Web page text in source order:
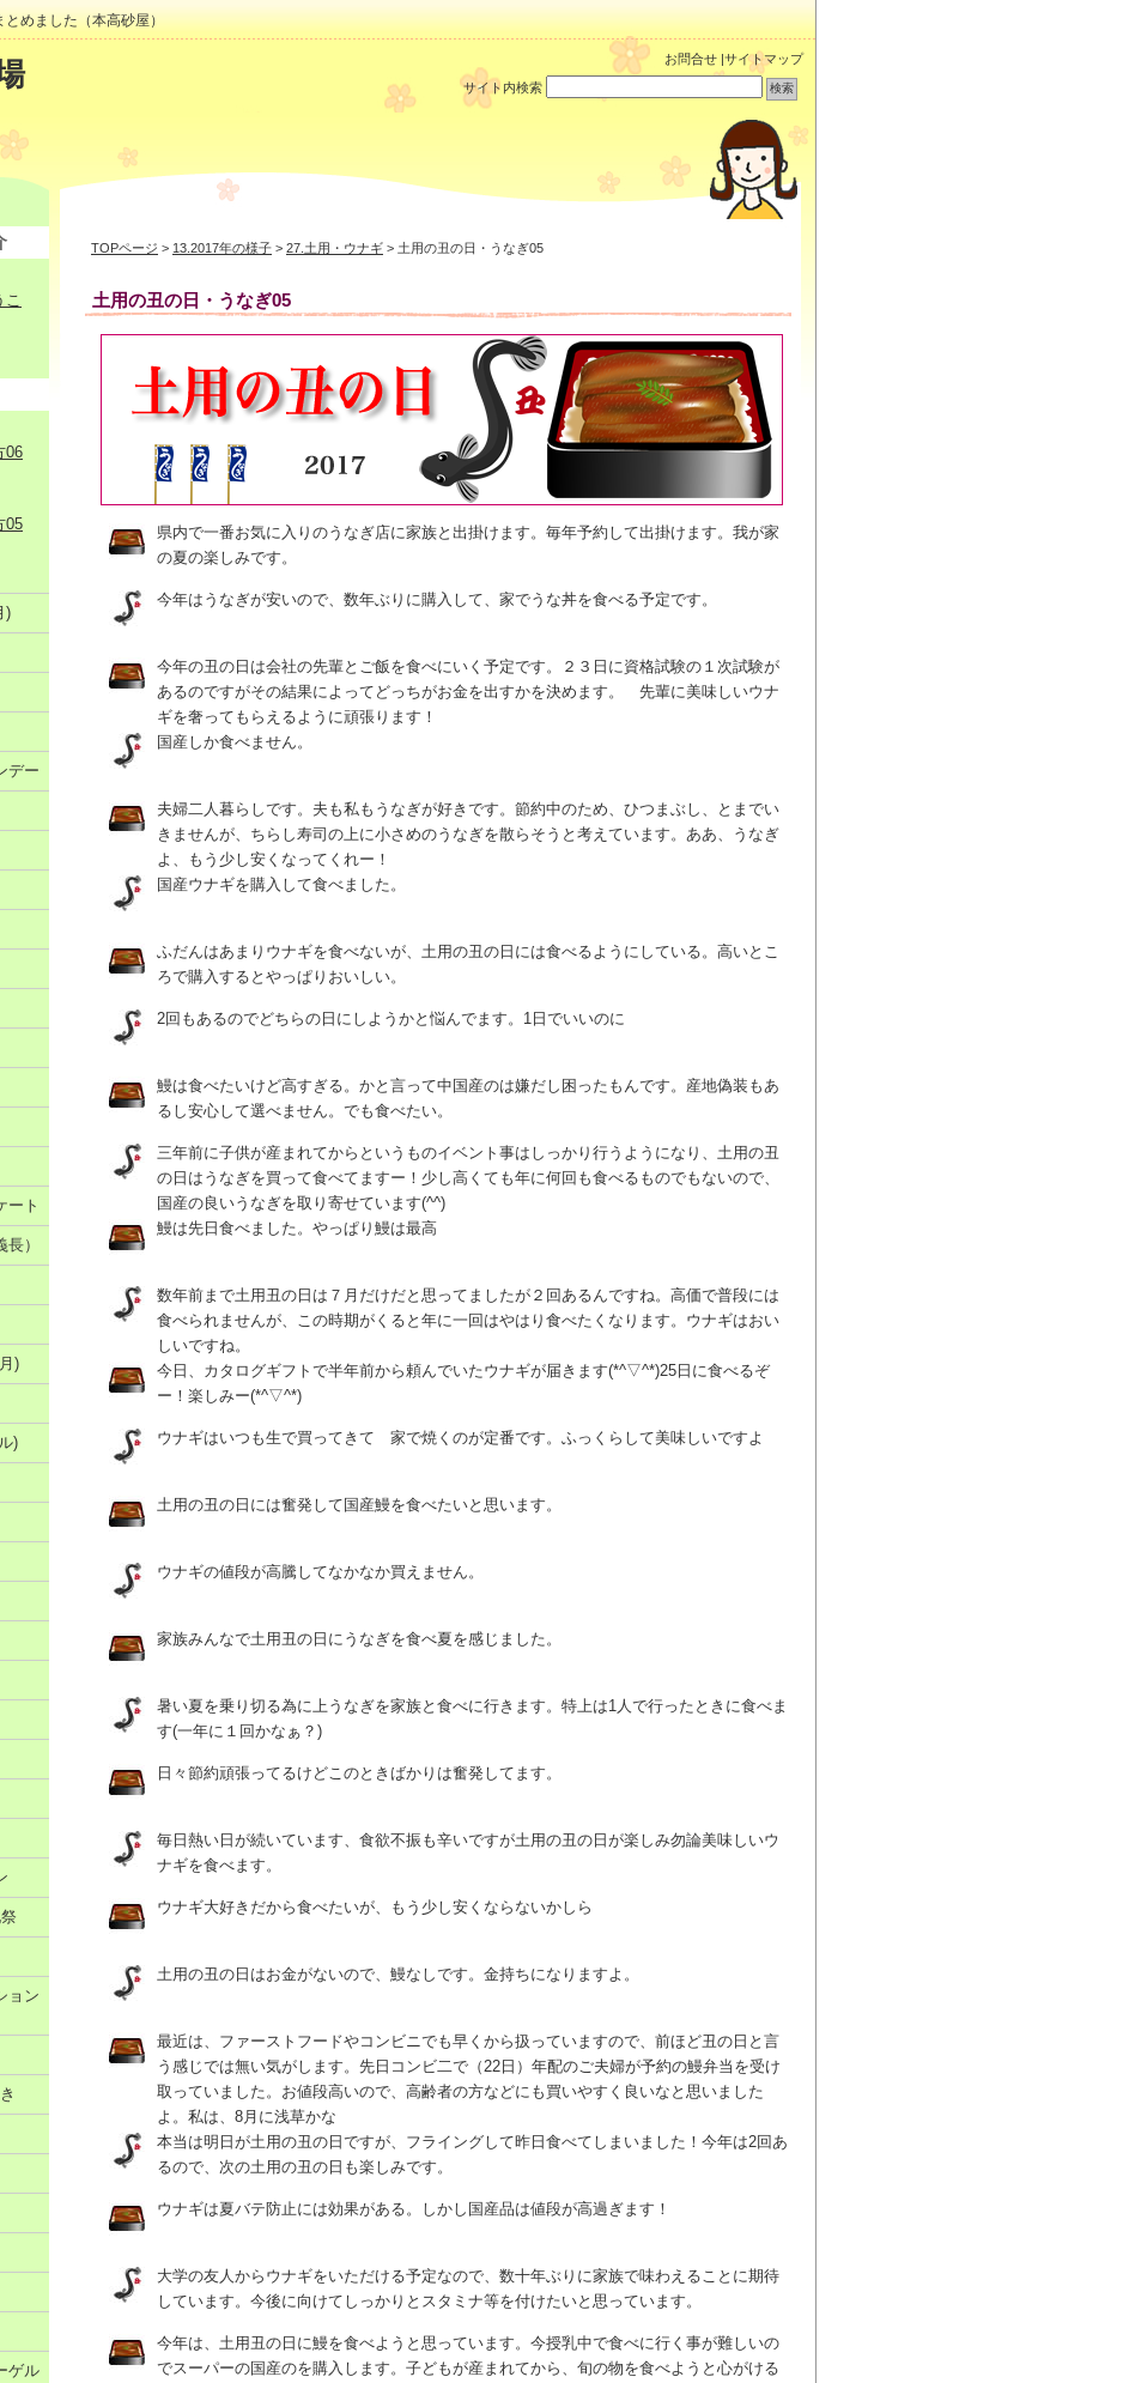
めました（本高砂屋）
お問合せ |サイトマップ
サイト内検索
TOPページ > 13.2017年の様子 > 27.土用・ウナギ > 土用の丑の日・うなぎ05
土用の丑の日・うなぎ05
県内で一番お気に入りのうなぎ店に家族と出掛けます。毎年予約して出掛けます。我が家
の夏の楽しみです。
今年はうなぎが安いので、数年ぶりに購入して、家でうな丼を食べる予定です。
今年の丑の日は会社の先輩とご飯を食べにいく予定です。２３日に資格試験の１次試験が
あるのですがその結果によってどっちがお金を出すかを決めます。 先輩に美味しいウナ
ギを奢ってもらえるように頑張ります！
国産しか食べません。
夫婦二人暮らしです。夫も私もうなぎが好きです。節約中のため、ひつまぶし、とまでい
きませんが、ちらし寿司の上に小さめのうなぎを散らそうと考えています。ああ、うなぎ
よ、もう少し安くなってくれー！
国産ウナギを購入して食べました。
ふだんはあまりウナギを食べないが、土用の丑の日には食べるようにしている。高いとこ
ろで購入するとやっぱりおいしい。
2回もあるのでどちらの日にしようかと悩んでます。1日でいいのに
鰻は食べたいけど高すぎる。かと言って中国産のは嫌だし困ったもんです。産地偽装もあ
るし安心して選べません。でも食べたい。
三年前に子供が産まれてからというものイベント事はしっかり行うようになり、土用の丑
の日はうなぎを買って食べてますー！少し高くても年に何回も食べるものでもないので、
国産の良いうなぎを取り寄せています(^^)
鰻は先日食べました。やっぱり鰻は最高
数年前まで土用丑の日は７月だけだと思ってましたが２回あるんですね。高価で普段には
食べられませんが、この時期がくると年に一回はやはり食べたくなります。ウナギはおい
しいですね。
今日、カタログギフトで半年前から頼んでいたウナギが届きます(*^▽^*)25日に食べるぞ
ー！楽しみー(*^▽^*)
ウナギはいつも生で買ってきて 家で焼くのが定番です。ふっくらして美味しいですよ
土用の丑の日には奮発して国産鰻を食べたいと思います。
ウナギの値段が高騰してなかなか買えません。
家族みんなで土用丑の日にうなぎを食べ夏を感じました。
暑い夏を乗り切る為に上うなぎを家族と食べに行きます。特上は1人で行ったときに食べま
す(一年に１回かなぁ？)
日々節約頑張ってるけどこのときばかりは奮発してます。
毎日熱い日が続いています、食欲不振も辛いですが土用の丑の日が楽しみ勿論美味しいウ
ナギを食べます。
ウナギ大好きだから食べたいが、もう少し安くならないかしら
土用の丑の日はお金がないので、鰻なしです。金持ちになりますよ。
最近は、ファーストフードやコンビニでも早くから扱っていますので、前ほど丑の日と言
う感じでは無い気がします。先日コンビ二で（22日）年配のご夫婦が予約の鰻弁当を受け
取っていました。お値段高いので、高齢者の方などにも買いやすく良いなと思いました
よ。私は、8月に浅草かな
本当は明日が土用の丑の日ですが、フライングして昨日食べてしまいました！今年は2回あ
るので、次の土用の丑の日も楽しみです。
ウナギは夏バテ防止には効果がある。しかし国産品は値段が高過ぎます！
大学の友人からウナギをいただける予定なので、数十年ぶりに家族で味わえることに期待
しています。今後に向けてしっかりとスタミナ等を付けたいと思っています。
今年は、土用丑の日に鰻を食べようと思っています。今授乳中で食べに行く事が難しいの
でスーパーの国産のを購入します。子どもが産まれてから、旬の物を食べようと心がける
06
05
)
デー
ート
）
)
)
ョン
ゲル